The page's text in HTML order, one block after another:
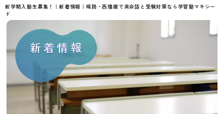
新学期入塾生募集！｜新着情報｜姫路・西播磨で英会話と受験対策なら学習塾マキシー
ド
新着情報